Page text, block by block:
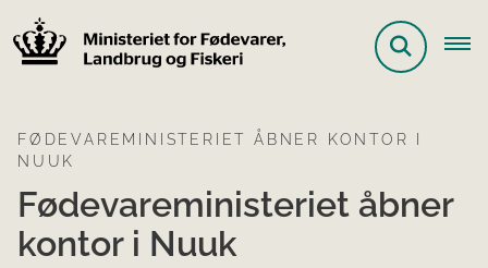
FØDEVAREMINISTERIET ÅBNER KONTOR I
NUUK
Fødevareministeriet åbner
kontor i Nuuk